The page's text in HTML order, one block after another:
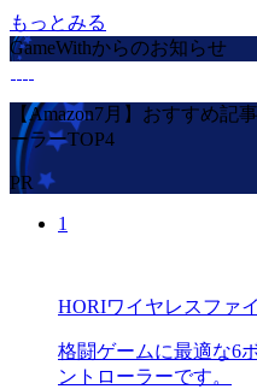
もっとみる
GameWithからのお知らせ
【Amazon7月】おすすめ記
ーラーTOP4
PR
1
HORIワイヤレスファ
格闘ゲームに最適な6
ントローラーです。